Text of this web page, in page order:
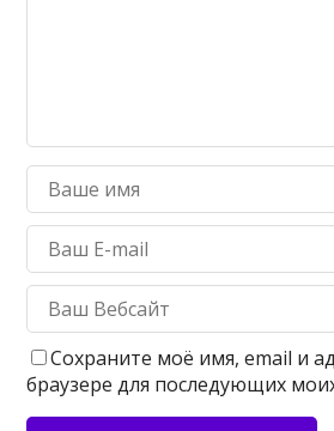
Сохраните моё имя, email и
браузере для последующих